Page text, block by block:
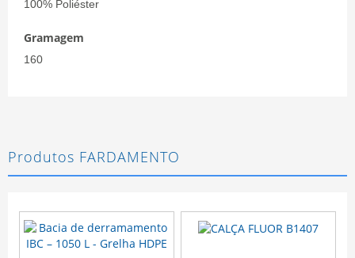
100% Poliéster
Gramagem
160
Produtos FARDAMENTO